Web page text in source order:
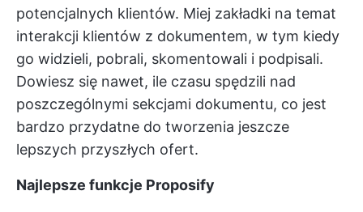
potencjalnych klientów. Miej zakładki na temat
interakcji klientów z dokumentem, w tym kiedy
go widzieli, pobrali, skomentowali i podpisali.
Dowiesz się nawet, ile czasu spędzili nad
poszczególnymi sekcjami dokumentu, co jest
bardzo przydatne do tworzenia jeszcze
lepszych przyszłych ofert.
Najlepsze funkcje Proposify